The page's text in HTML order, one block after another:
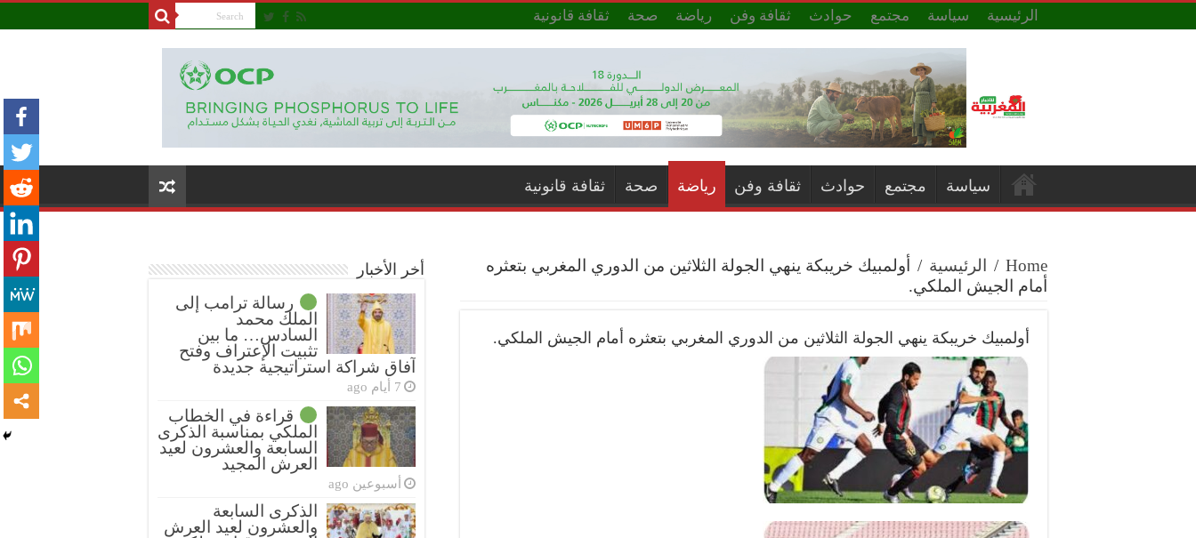
الرئيسية سياسة مجتمع حوادث ثقافة وفن رياضة صحة ثقافة قانونية
سياسة مجتمع حوادث ثقافة وفن رياضة صحة ثقافة قانونية
Home
/ الرئيسية /
أولمبيك خريبكة ينهي الجولة الثلاثين من الدوري المغربي بتعثره
أمام الجيش الملكي.
أولمبيك خريبكة ينهي الجولة الثلاثين من الدوري المغربي بتعثره أمام الجيش الملكي.
أخر الأخبار
رسالة ترامب إلى
الملك محمد
السادس… ما بين
تثبيت الإعتراف وفتح
آفاق شراكة استراتيجية جديدة
7 أيام ago
قراءة في الخطاب
الملكي بمناسبة الذكرى
السابعة والعشرون لعيد
العرش المجيد
أسبوعين ago
الذكرى السابعة
والعشرون لعيد العرش